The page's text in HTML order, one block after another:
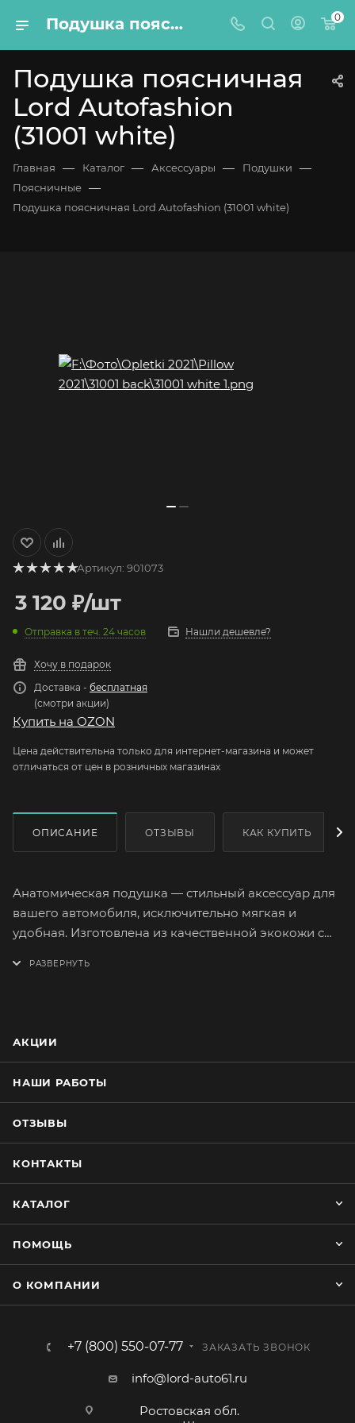
Подушка поясничная Lord Autofashion (31001 white) 0
Подушка поясничная
Lord Autofashion
(31001 white)
Главная — Каталог — Аксессуары — Подушки —
Поясничные —
Подушка поясничная Lord Autofashion (31001 white)
Артикул: 901073
3 120 ₽/шт
Отправка в теч. 24 часов Нашли дешевле?
Хочу в подарок
Доставка - бесплатная
(смотри акции)
Купить на OZON
Цена действительна только для интернет-магазина и может
отличаться от цен в розничных магазинах
ОПИСАНИЕ ОТЗЫВЫ КАК КУПИТЬ
Анатомическая подушка — стильный аксессуар для
вашего автомобиля, исключительно мягкая и
удобная. Изготовлена из качественной экокожи с
АКЦИИ
НАШИ РАБОТЫ
ОТЗЫВЫ
КОНТАКТЫ
КАТАЛОГ
ПОМОЩЬ
О КОМПАНИИ
+7 (800) 550-07-77 ЗАКАЗАТЬ ЗВОНОК
info@lord-auto61.ru
Ростовская обл.